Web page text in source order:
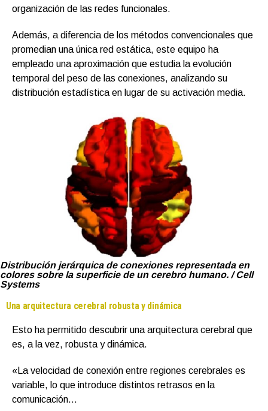
organización de las redes funcionales.
Además, a diferencia de los métodos convencionales que
promedian una única red estática, este equipo ha
empleado una aproximación que estudia la evolución
temporal del peso de las conexiones, analizando su
distribución estadística en lugar de su activación media.
Distribución jerárquica de conexiones representada en
colores sobre la superficie de un cerebro humano. / Cell
Systems
Una arquitectura cerebral robusta y dinámica
Esto ha permitido descubrir una arquitectura cerebral que
es, a la vez, robusta y dinámica.
«La velocidad de conexión entre regiones cerebrales es
variable, lo que introduce distintos retrasos en la
comunicación…